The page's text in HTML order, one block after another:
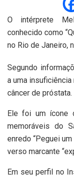
O intérprete
conhecido como
no Rio de Janeiro,
Segundo
a uma
câncer de próstata.
Ele foi um ícone
memoráveis do
enredo “Peguei
verso marcante
Em seu perfil no